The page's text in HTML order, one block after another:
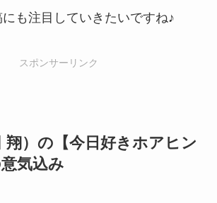
も注目していきたいですね♪
スポンサーリンク
翔）の【今日好きホアヒン
気込み